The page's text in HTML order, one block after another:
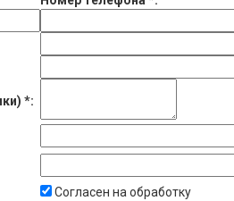
*:
Согласен на обработку